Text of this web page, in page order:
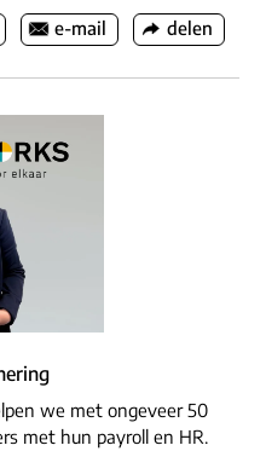
e-mail delen
we met ongeveer 50
met hun payroll en HR.